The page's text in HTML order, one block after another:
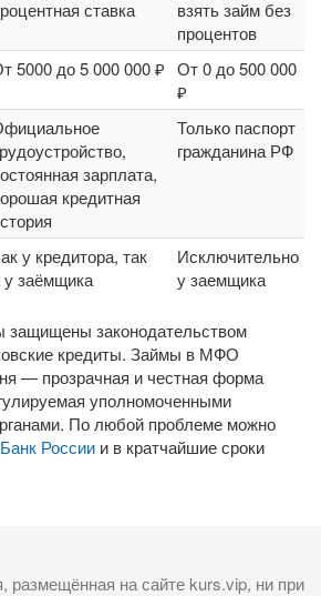
ставка
взять займ без
процентов
5000 до 5 000 000 ₽ От 0 до 500 000
₽
зарплата,
кредитная
Только паспорт
гражданина РФ
у кредитора, так
у заёмщика
Исключительно
у заемщика
защищены законодательством
кредиты. Займы в МФО
— прозрачная и честная форма
уполномоченными
По любой проблеме можно
России и в кратчайшие сроки
размещённая на сайте kurs.vip, ни при